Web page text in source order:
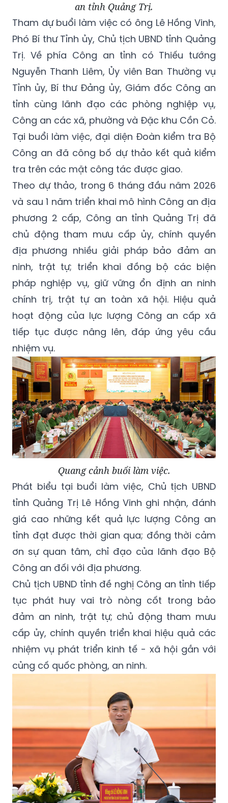
an tỉnh Quảng Trị.
Tham dự buổi làm việc có ông Lê Hồng Vinh,
Phó Bí thư Tỉnh ủy, Chủ tịch UBND tỉnh Quảng
Trị. Về phía Công an tỉnh có Thiếu tướng
Nguyễn Thanh Liêm, Ủy viên Ban Thường vụ
Tỉnh ủy, Bí thư Đảng ủy, Giám đốc Công an
tỉnh cùng lãnh đạo các phòng nghiệp vụ,
Công an các xã, phường và Đặc khu Cồn Cỏ.
Tại buổi làm việc, đại diện Đoàn kiểm tra Bộ
Công an đã công bố dự thảo kết quả kiểm
tra trên các mặt công tác được giao.
Theo dự thảo, trong 6 tháng đầu năm 2026
và sau 1 năm triển khai mô hình Công an địa
phương 2 cấp, Công an tỉnh Quảng Trị đã
chủ động tham mưu cấp ủy, chính quyền
địa phương nhiều giải pháp bảo đảm an
ninh, trật tự; triển khai đồng bộ các biện
pháp nghiệp vụ, giữ vững ổn định an ninh
chính trị, trật tự an toàn xã hội. Hiệu quả
hoạt động của lực lượng Công an cấp xã
tiếp tục được nâng lên, đáp ứng yêu cầu
nhiệm vụ.
Quang cảnh buổi làm việc.
Phát biểu tại buổi làm việc, Chủ tịch UBND
tỉnh Quảng Trị Lê Hồng Vinh ghi nhận, đánh
giá cao những kết quả lực lượng Công an
tỉnh đạt được thời gian qua; đồng thời cảm
ơn sự quan tâm, chỉ đạo của lãnh đạo Bộ
Công an đối với địa phương.
Chủ tịch UBND tỉnh đề nghị Công an tỉnh tiếp
tục phát huy vai trò nòng cốt trong bảo
đảm an ninh, trật tự; chủ động tham mưu
cấp ủy, chính quyền triển khai hiệu quả các
nhiệm vụ phát triển kinh tế - xã hội gắn với
củng cố quốc phòng, an ninh.